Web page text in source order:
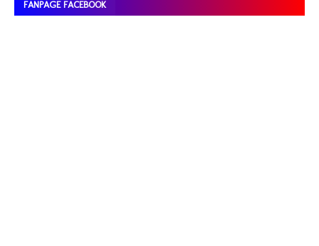
FANPAGE FACEBOOK